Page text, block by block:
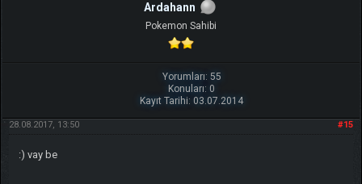
Ardahann
Pokemon Sahibi
Yorumları: 55
Konuları: 0
Kayıt Tarihi: 03.07.2014
#15
28.08.2017, 13:50
:) vay be